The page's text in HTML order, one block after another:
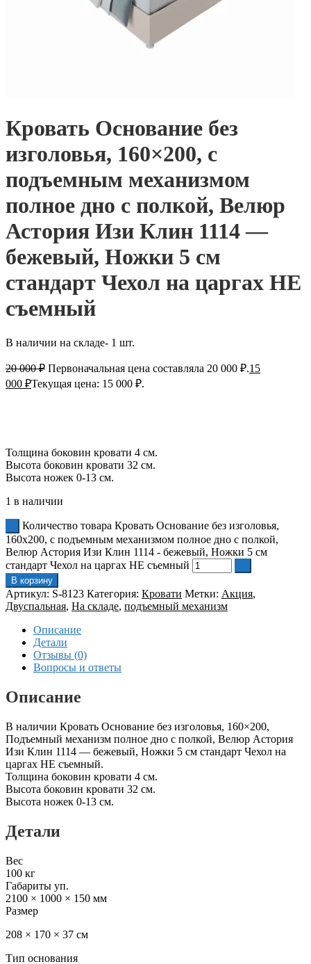
Кровать Основание без
изголовья, 160×200, с
подъемным механизмом
полное дно с полкой, Велюр
Астория Изи Клин 1114 —
бежевый, Ножки 5 см
стандарт Чехол на царгах НЕ
съемный
В наличии на складе- 1 шт.
20 000₽ Первоначальная цена составляла 20 000 ₽.15
000 ₽Текущая цена: 15 000 ₽.
Толщина боковин кровати 4 см.
Высота боковин кровати 32 см.
Высота ножек 0-13 см.
1 в наличии
Количество товара Кровать Основание без изголовья,
160x200, с подъемным механизмом полное дно с полкой,
Велюр Астория Изи Клин 1114 - бежевый, Ножки 5 см
стандарт Чехол на царгах НЕ съемный
В корзину
Артикул: S-8123 Категория: Кровати Метки: Акция,
Двуспальная, На складе, подъемный механизм
Описание
Детали
Отзывы (0)
Вопросы и ответы
Описание
В наличии Кровать Основание без изголовья, 160×200,
Подъемный механизм полное дно с полкой, Велюр Астория
Изи Клин 1114 — бежевый, Ножки 5 см стандарт Чехол на
царгах НЕ съемный.
Толщина боковин кровати 4 см.
Высота боковин кровати 32 см.
Высота ножек 0-13 см.
Детали
Вес
100 кг
Габариты уп.
2100 × 1000 × 150 мм
Размер
208 × 170 × 37 см
Тип основания